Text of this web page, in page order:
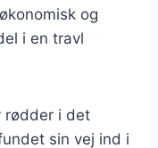
og
i en travl
rødder i det
sin vej ind i